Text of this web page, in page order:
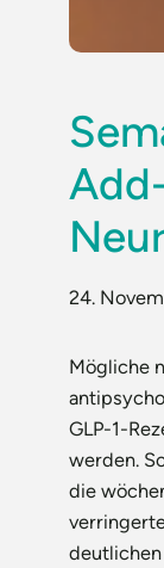
24.
Mögliche
GLP-1-
werden.
die